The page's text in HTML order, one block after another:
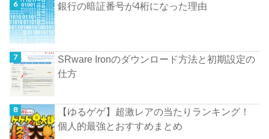
銀行の暗証番号が4桁になった理由
SRware Ironのダウンロード方法と初期設定の
仕方
【ゆるゲゲ】超激レアの当たりランキング！
個人的最強とおすすめまとめ